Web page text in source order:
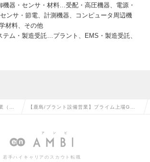
機器・センサ・材料…受配・高圧機器、電源・
ンサ・節電、計測機器、コンピュータ周辺機
材料、その他
テム・製造受託…プラント、EMS・製造受託、
（法 【鹿島/プラント設備営業】プライム上場Gの
時間勤務の求人情報
若手ハイキャリアのスカウト転職